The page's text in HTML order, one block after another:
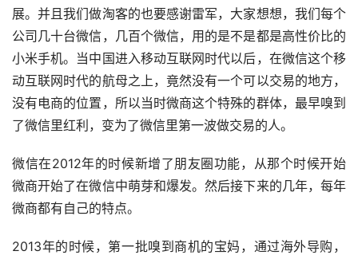
展。并且我们做淘客的也要感谢雷军，大家想想，我们每个
公司几十台微信，几百个微信，用的是不是都是高性价比的
小米手机。当中国进入移动互联网时代以后，在微信这个移
动互联网时代的航母之上，竟然没有一个可以交易的地方，
没有电商的位置，所以当时微商这个特殊的群体，最早嗅到
了微信里红利，变为了微信里第一波做交易的人。
微信在2012年的时候新增了朋友圈功能，从那个时候开始
微商开始了在微信中萌芽和爆发。然后接下来的几年，每年
微商都有自己的特点。
2013年的时候，第一批嗅到商机的宝妈，通过海外导购，